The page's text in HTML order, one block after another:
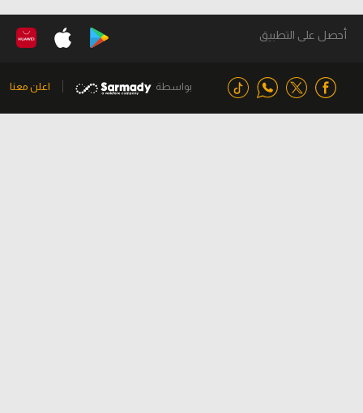
أحصل على التطبيق
بواسطة اعلن معنا